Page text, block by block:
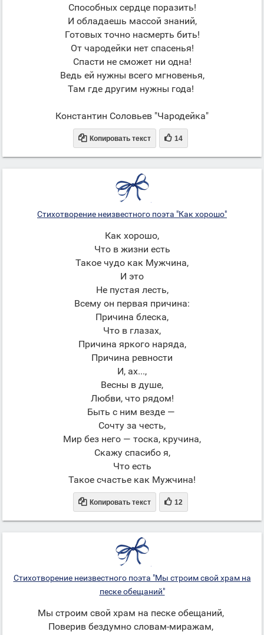
Способных сердце поразить!
И обладаешь массой знаний,
Готовых точно насмерть бить!
От чародейки нет спасенья!
Спасти не сможет ни одна!
Ведь ей нужны всего мгновенья,
Там где другим нужны года!
Константин Соловьев "Чародейка"
 Копировать текст  14
Стихотворение неизвестного поэта "Как хорошо"
Как хорошо,
Что в жизни есть
Такое чудо как Мужчина,
И это
Не пустая лесть,
Всему он первая причина:
Причина блеска,
Что в глазах,
Причина яркого наряда,
Причина ревности
И, ах...,
Весны в душе,
Любви, что рядом!
Быть с ним везде —
Сочту за честь,
Мир без него — тоска, кручина,
Скажу спасибо я,
Что есть
Такое счастье как Мужчина!
 Копировать текст  12
Стихотворение неизвестного поэта "Мы строим свой храм на
песке обещаний"
Мы строим свой храм на песке обещаний,
Поверив бездумно словам-миражам,